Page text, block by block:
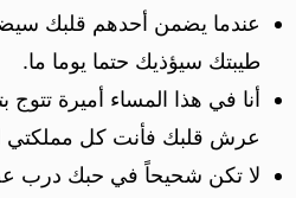
عندما يضمن أحدهم قلبك
طيبتك سيؤذيك حتما يوما ما.
أنا في هذا المساء أميرة
عرش قلبك فأنت كل مملكتي
لا تكن شحيحاً في حبك درب